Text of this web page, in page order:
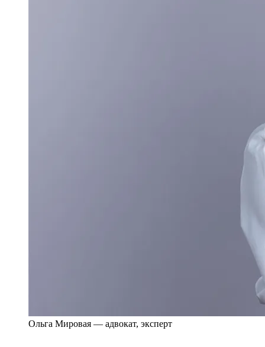
Ольга Мировая — адвокат, эксперт